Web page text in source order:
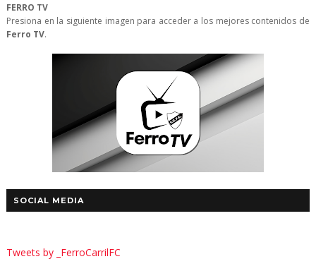
FERRO TV
Presiona en la siguiente imagen para acceder a los mejores contenidos de
Ferro TV.
SOCIAL MEDIA
Tweets by _FerroCarrilFC